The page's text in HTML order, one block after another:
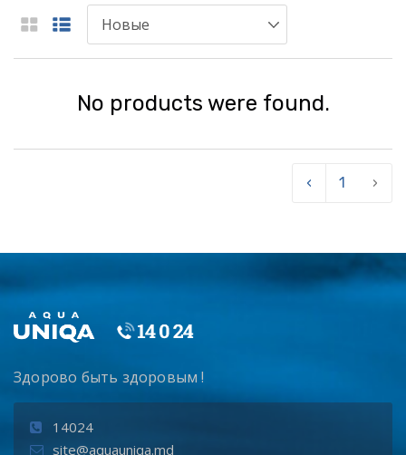
No products were found.
‹ 1 ›
Здорово быть здоровым !
14024
site@aquauniqa.md